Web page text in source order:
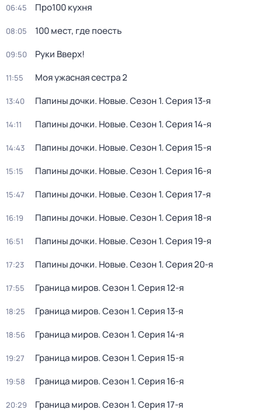
06:45 Про100 кухня
08:05 100 мест, где поесть
09:50 Руки Вверх!
11:55 Моя ужасная сестра 2
13:40 Папины дочки. Новые. Сезон 1. Серия 13-я
14:11 Папины дочки. Новые. Сезон 1. Серия 14-я
14:43 Папины дочки. Новые. Сезон 1. Серия 15-я
15:15 Папины дочки. Новые. Сезон 1. Серия 16-я
15:47 Папины дочки. Новые. Сезон 1. Серия 17-я
16:19 Папины дочки. Новые. Сезон 1. Серия 18-я
16:51 Папины дочки. Новые. Сезон 1. Серия 19-я
17:23 Папины дочки. Новые. Сезон 1. Серия 20-я
17:55 Граница миров. Сезон 1. Серия 12-я
18:25 Граница миров. Сезон 1. Серия 13-я
18:56 Граница миров. Сезон 1. Серия 14-я
19:27 Граница миров. Сезон 1. Серия 15-я
19:58 Граница миров. Сезон 1. Серия 16-я
20:29 Граница миров. Сезон 1. Серия 17-я